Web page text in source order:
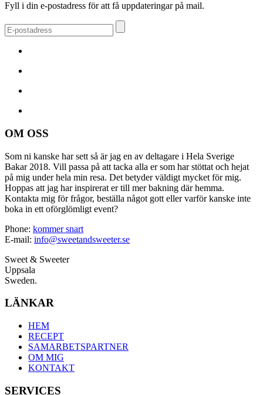
Fyll i din e-postadress för att få uppdateringar på mail.
OM OSS
Som ni kanske har sett så är jag en av deltagare i Hela Sverige
Bakar 2018. Vill passa på att tacka alla er som har stöttat och hejat
på mig under hela min resa. Det betyder väldigt mycket för mig.
Hoppas att jag har inspirerat er till mer bakning där hemma.
Kontakta mig för frågor, beställa något gott eller varför kanske inte
boka in ett oförglömligt event?
Phone: kommer snart
E-mail: info@sweetandsweeter.se
Sweet & Sweeter
Uppsala
Sweden.
LÄNKAR
HEM
RECEPT
SAMARBETSPARTNER
OM MIG
KONTAKT
SERVICES